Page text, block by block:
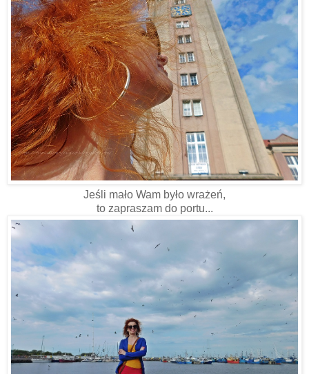
Jeśli mało Wam było wrażeń,
to zapraszam do portu...